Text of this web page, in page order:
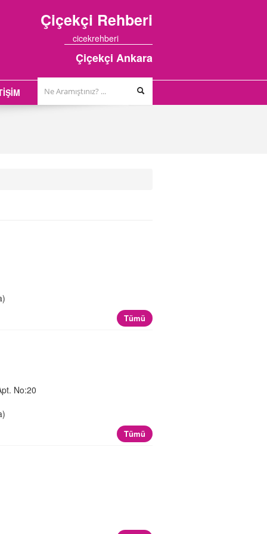
Çiçekçi Rehberi
cicekrehberi
Çiçekçi Ankara
Tümü
No:20
Tümü